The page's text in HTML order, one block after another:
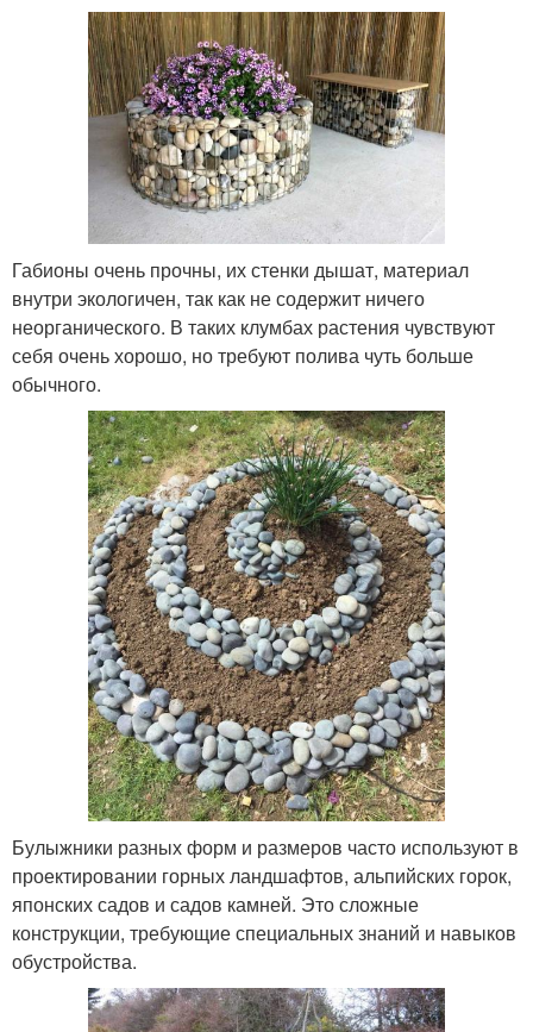
Габионы очень прочны, их стенки дышат, материал
внутри экологичен, так как не содержит ничего
неорганического. В таких клумбах растения чувствуют
себя очень хорошо, но требуют полива чуть больше
обычного.
Булыжники разных форм и размеров часто используют в
проектировании горных ландшафтов, альпийских горок,
японских садов и садов камней. Это сложные
конструкции, требующие специальных знаний и навыков
обустройства.